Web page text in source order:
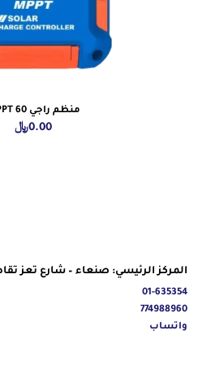
منظم راجي MPPT 60
0.00﷼
المركز الرئيسي: صنعاء – شارع تعز
01-635354
774988960
واتساب